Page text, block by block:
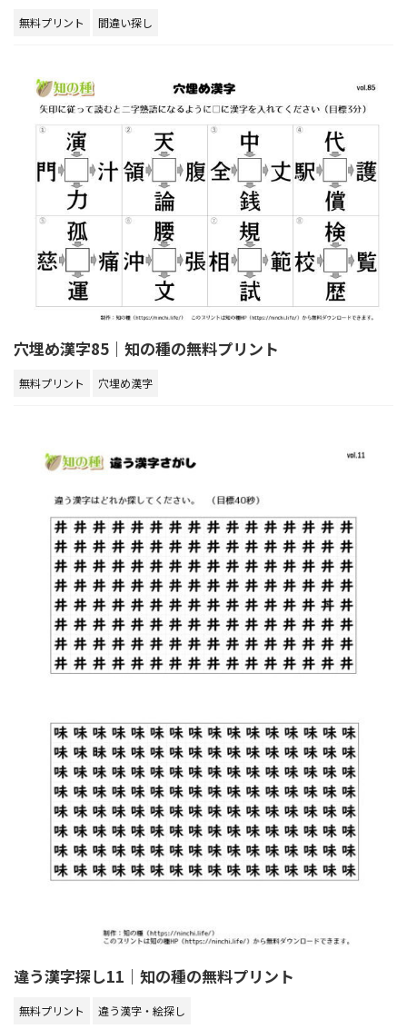
無料プリント 間違い探し
穴埋め漢字85｜知の種の無料プリント
無料プリント 穴埋め漢字
違う漢字探し11｜知の種の無料プリント
無料プリント 違う漢字・絵探し